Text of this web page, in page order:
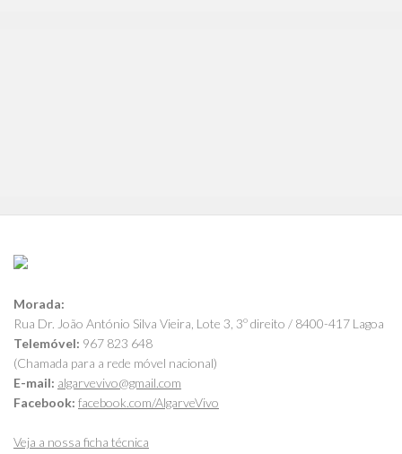
Morada:
Rua Dr. João António Silva Vieira, Lote 3, 3º direito / 8400-417 Lagoa
Telemóvel: 967 823 648
(Chamada para a rede móvel nacional)
E-mail: algarvevivo@gmail.com
Facebook: facebook.com/AlgarveVivo
Veja a nossa ficha técnica